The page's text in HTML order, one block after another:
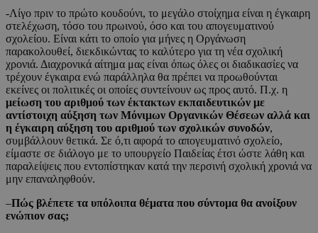
-Λίγο πριν το πρώτο κουδούνι, το μεγάλο στοίχημα είναι η έγκαιρη
στελέχωση, τόσο του πρωινού, όσο και του απογευματινού
σχολείου. Είναι κάτι το οποίο για μήνες η Οργάνωση
παρακολουθεί, διεκδικώντας το καλύτερο για τη νέα σχολική
χρονιά. Διαχρονικά αίτημα μας είναι όπως όλες οι διαδικασίες να
τρέχουν έγκαιρα ενώ παράλληλα θα πρέπει να προωθούνται
εκείνες οι πολιτικές οι οποίες συντείνουν ως προς αυτό. Π.χ. η
μείωση του αριθμού των έκτακτων εκπαιδευτικών με
αντίστοιχη αύξηση των Μόνιμων Οργανικών Θέσεων αλλά και
η έγκαιρη αύξηση του αριθμού των σχολικών συνοδών,
συμβάλλουν θετικά. Σε ό,τι αφορά το απογευματινό σχολείο,
είμαστε σε διάλογο με το υπουργείο Παιδείας έτσι ώστε λάθη και
παραλείψεις που εντοπίστηκαν κατά την περσινή σχολική χρονιά να
μην επαναληφθούν.
–Πώς βλέπετε τα υπόλοιπα θέματα που σύντομα θα ανοίξουν
ενώπιον σας;